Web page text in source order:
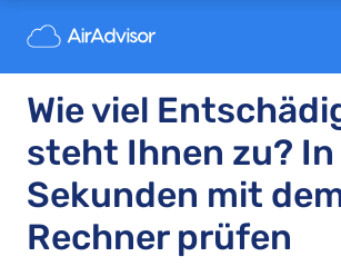
Wie viel
steht Ihnen zu? In
Sekunden mit
Rechner prüfen